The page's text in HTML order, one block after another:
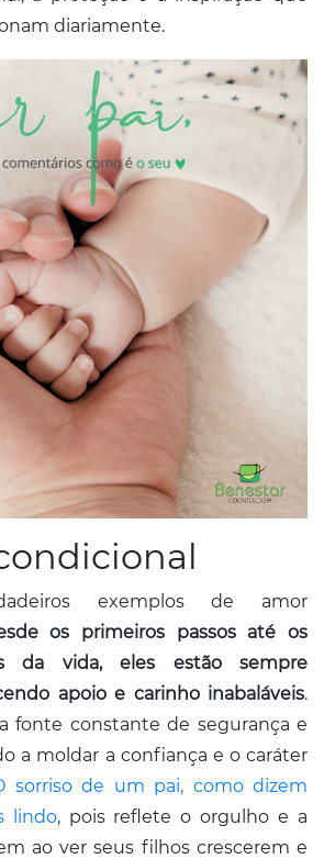
diariamente.
exemplos de amor
os primeiros passos até os
da vida, eles estão sempre
apoio e carinho inabaláveis.
fonte constante de segurança e
a moldar a confiança e o caráter
sorriso de um pai, como dizem
lindo, pois reflete o orgulho e a
ao ver seus filhos crescerem e